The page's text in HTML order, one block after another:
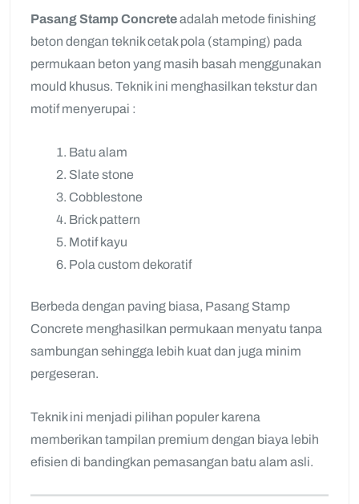
Pasang Stamp Concreteadalah metode finishing
beton dengan teknik cetak pola (stamping) pada
permukaan beton yang masih basah menggunakan
mould khusus. Teknik ini menghasilkan tekstur dan
motif menyerupai :
Batu alam
Slate stone
Cobblestone
Brick pattern
Motif kayu
Pola custom dekoratif
Berbeda dengan paving biasa, Pasang Stamp
Concrete menghasilkan permukaan menyatu tanpa
sambungan sehingga lebih kuat dan juga minim
pergeseran.
Teknik ini menjadi pilihan populer karena
memberikan tampilan premium dengan biaya lebih
efisien di bandingkan pemasangan batu alam asli.